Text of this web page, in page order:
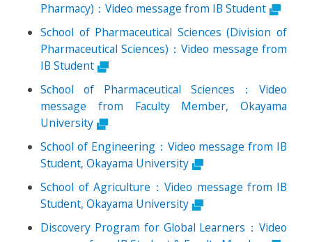
Pharmacy)：Video message from IB Student
School of Pharmaceutical Sciences (Division of
Pharmaceutical Sciences)：Video message from
IB Student
School of Pharmaceutical Sciences：Video
message from Faculty Member, Okayama
University
School of Engineering：Video message from IB
Student, Okayama University
School of Agriculture：Video message from IB
Student, Okayama University
Discovery Program for Global Learners：Video